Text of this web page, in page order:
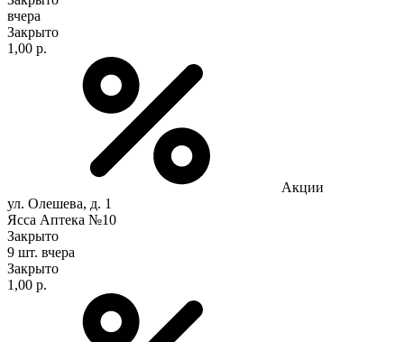
вчера
Закрыто
1,00 р.
Акции
ул. Олешева, д. 1
Ясса Аптека №10
Закрыто
9 шт. вчера
Закрыто
1,00 р.